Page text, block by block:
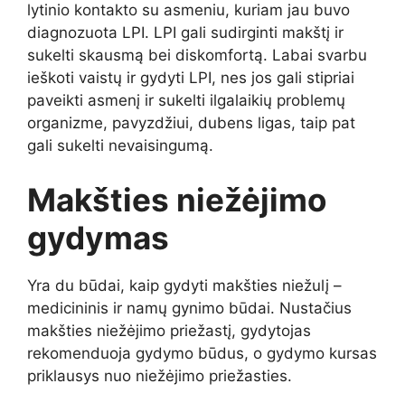
lytinio kontakto su asmeniu, kuriam jau buvo
diagnozuota LPI. LPI gali sudirginti makštį ir
sukelti skausmą bei diskomfortą. Labai svarbu
ieškoti vaistų ir gydyti LPI, nes jos gali stipriai
paveikti asmenį ir sukelti ilgalaikių problemų
organizme, pavyzdžiui, dubens ligas, taip pat
gali sukelti nevaisingumą.
Makšties niežėjimo
gydymas
Yra du būdai, kaip gydyti makšties niežulį –
medicininis ir namų gynimo būdai. Nustačius
makšties niežėjimo priežastį, gydytojas
rekomenduoja gydymo būdus, o gydymo kursas
priklausys nuo niežėjimo priežasties.